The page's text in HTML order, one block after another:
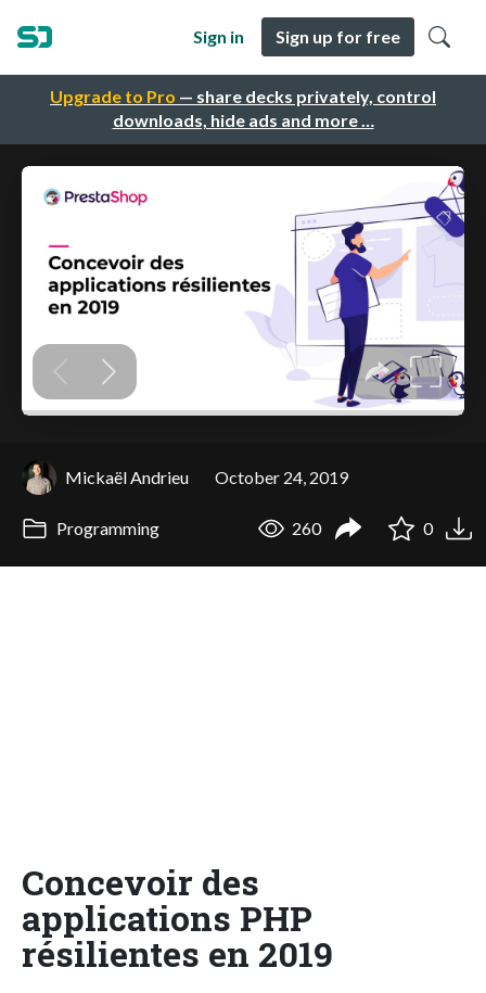
Upgrade to Pro — share decks privately, control
downloads, hide ads and more …
Sign in Sign up for free
Mickaël Andrieu October 24, 2019
Programming 260 0
Concevoir des
applications PHP
résilientes en 2019